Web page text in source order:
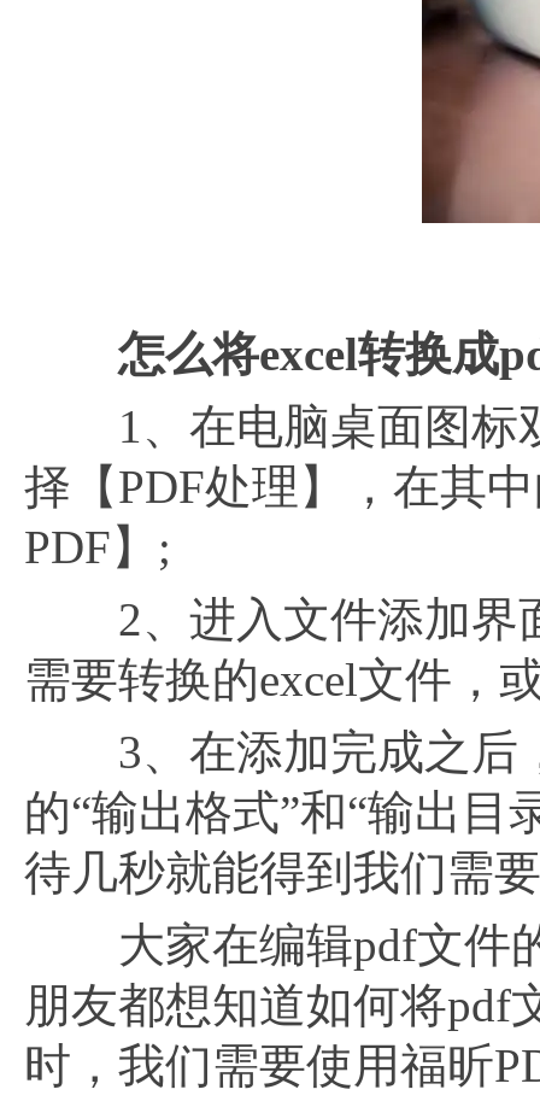
怎么将excel转换成
1、在电脑桌面图标
择【PDF处理】，在其
PDF】;
2、进入文件添加界面
需要转换的excel文件，
3、在添加完成之后
的“输出格式”和“输出目
待几秒就能得到我们需
大家在编辑pdf文件
朋友都想知道如何将pdf
时，我们需要使用福昕